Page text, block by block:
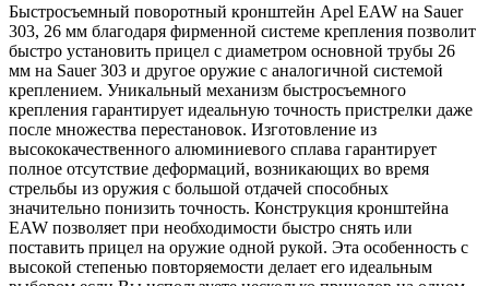
Быстросъемный поворотный кронштейн Apel EAW на Sauer
303, 26 мм благодаря фирменной системе крепления позволит
быстро установить прицел с диаметром основной трубы 26
мм на Sauer 303 и другое оружие с аналогичной системой
креплением. Уникальный механизм быстросъемного
крепления гарантирует идеальную точность пристрелки даже
после множества перестановок. Изготовление из
высококачественного алюминиевого сплава гарантирует
полное отсутствие деформаций, возникающих во время
стрельбы из оружия с большой отдачей способных
значительно понизить точность. Конструкция кронштейна
EAW позволяет при необходимости быстро снять или
поставить прицел на оружие одной рукой. Эта особенность с
высокой степенью повторяемости делает его идеальным